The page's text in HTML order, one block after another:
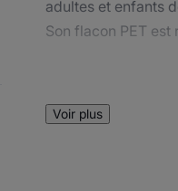
adultes et enfants
Son flacon PET
Avec Eludril
Voir plus